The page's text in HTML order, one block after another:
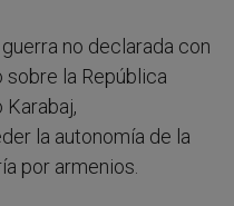
no declarada con
sobre la República
la autonomía de la
por armenios.